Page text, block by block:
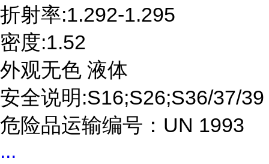
折射率:1.292-1.295
密度:1.52
外观无色 液体
安全说明:S16;S26;S36/37/39
危险品运输编号：UN 1993
...